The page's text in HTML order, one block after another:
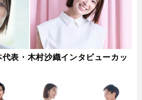
表・木村沙織インタビューカッ